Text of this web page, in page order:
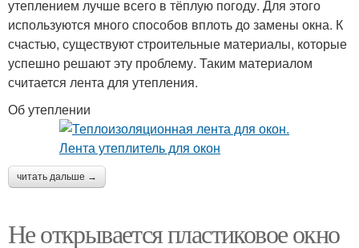
утеплением лучше всего в тёплую погоду. Для этого
используются много способов вплоть до замены окна. К
счастью, существуют строительные материалы, которые
успешно решают эту проблему. Таким материалом
считается лента для утепления.
Об утеплении
читать дальше →
Не открывается пластиковое окно